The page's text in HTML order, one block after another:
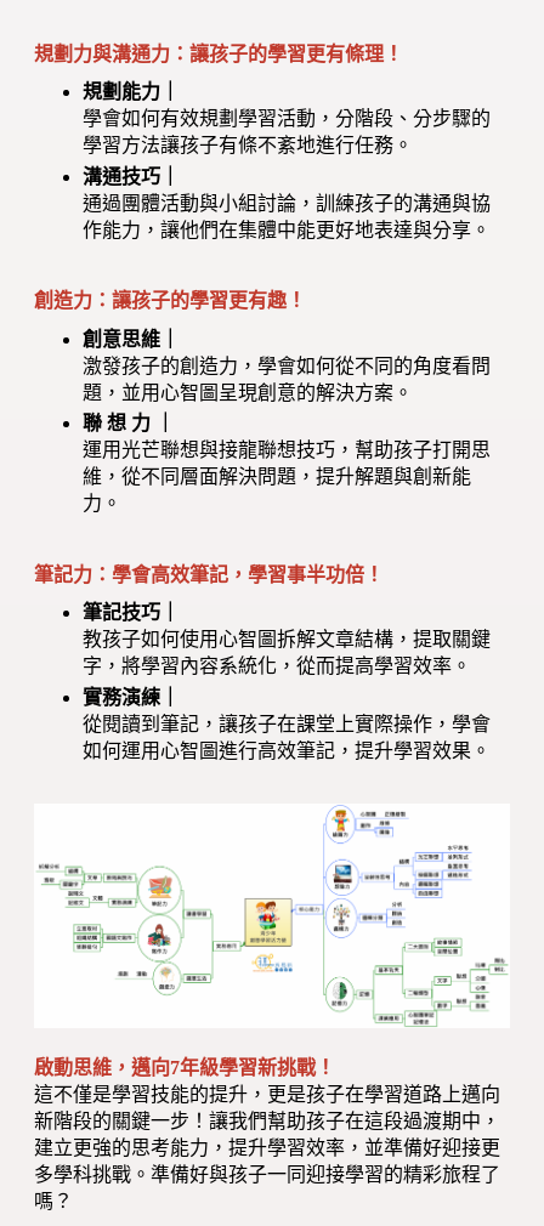
規劃力與溝通力：讓孩子的學習更有條理！
規劃能力｜
學會如何有效規劃學習活動，分階段、分步驟的
學習方法讓孩子有條不紊地進行任務。
溝通技巧｜
通過團體活動與小組討論，訓練孩子的溝通與協
作能力，讓他們在集體中能更好地表達與分享。
創造力：讓孩子的學習更有趣！
創意思維｜
激發孩子的創造力，學會如何從不同的角度看問
題，並用心智圖呈現創意的解決方案。
聯 想 力 ｜
運用光芒聯想與接龍聯想技巧，幫助孩子打開思
維，從不同層面解決問題，提升解題與創新能
力。
筆記力：學會高效筆記，學習事半功倍！
筆記技巧｜
教孩子如何使用心智圖拆解文章結構，提取關鍵
字，將學習內容系統化，從而提高學習效率。
實務演練｜
從閱讀到筆記，讓孩子在課堂上實際操作，學會
如何運用心智圖進行高效筆記，提升學習效果。
啟動思維，邁向7年級學習新挑戰！
這不僅是學習技能的提升，更是孩子在學習道路上邁向
新階段的關鍵一步！讓我們幫助孩子在這段過渡期中，
建立更強的思考能力，提升學習效率，並準備好迎接更
多學科挑戰。準備好與孩子一同迎接學習的精彩旅程了
嗎？